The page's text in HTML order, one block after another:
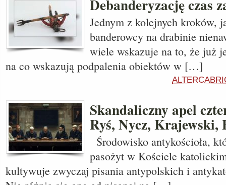
Debanderyzację czas
Jednym z kolejnych kroków,
banderowcy na drabinie
wiele wskazuje na to, że już
na co wskazują podpalenia obiektów w […]
Skandaliczny apel
Ryś, Nycz, Krajewski,
Środowisko antykościoła,
pasożyt w Kościele
kultywuje zwyczaj pisania antypolskich i